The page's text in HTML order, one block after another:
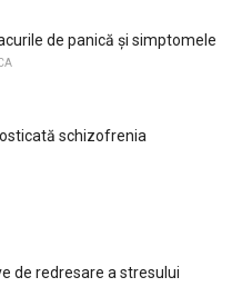
de panică și simptomele
schizofrenia
de redresare a stresului